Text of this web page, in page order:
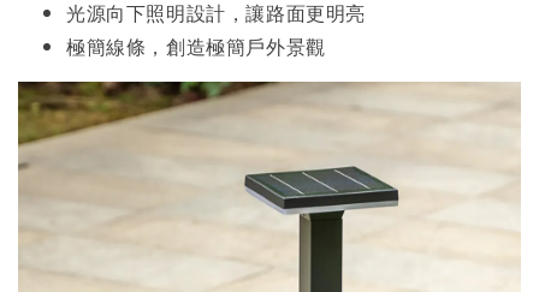
光源向下照明設計，讓路面更明亮
極簡線條，創造極簡戶外景觀